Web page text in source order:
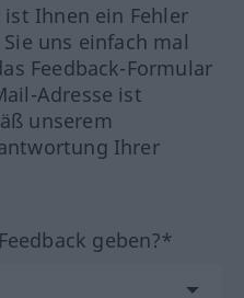
Ihnen ein Fehler
uns einfach mal
Feedback-Formular
Adresse ist
unserem
Ihrer
geben?*